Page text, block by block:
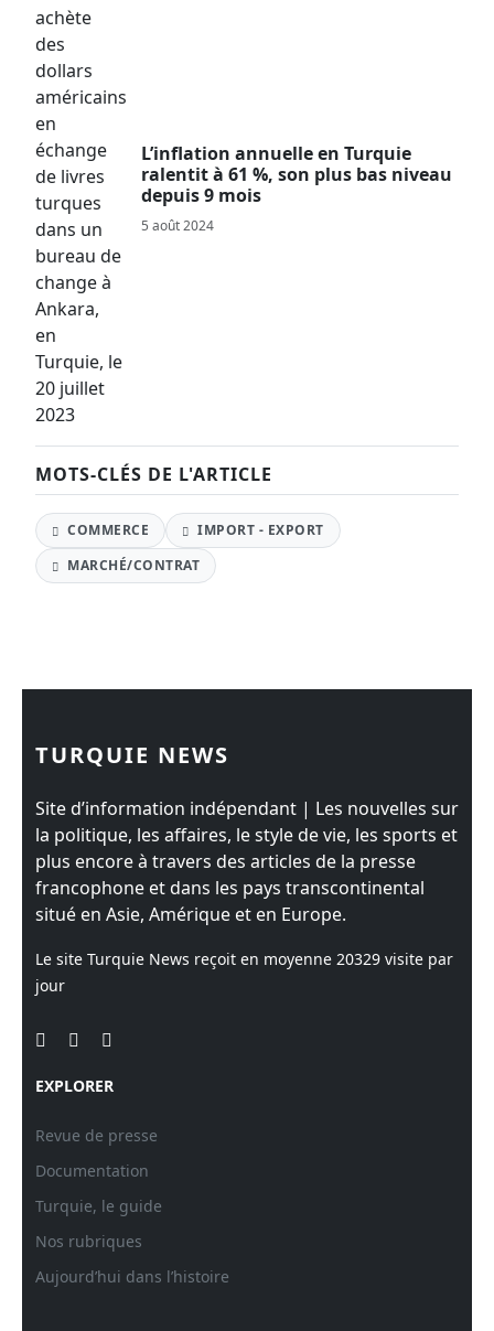
L’inflation annuelle en Turquie
ralentit à 61 %, son plus bas niveau
depuis 9 mois
5 août 2024
MOTS-CLÉS DE L'ARTICLE
COMMERCE
IMPORT - EXPORT
MARCHÉ/CONTRAT
TURQUIE NEWS
Site d’information indépendant | Les nouvelles sur
la politique, les affaires, le style de vie, les sports et
plus encore à travers des articles de la presse
francophone et dans les pays transcontinental
situé en Asie, Amérique et en Europe.
Le site Turquie News reçoit en moyenne 20329 visite par
jour
EXPLORER
Revue de presse
Documentation
Turquie, le guide
Nos rubriques
Aujourd’hui dans l’histoire